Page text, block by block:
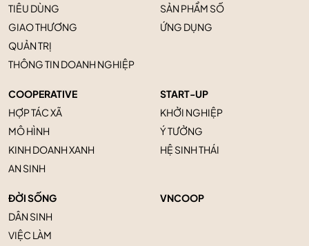
TIÊU DÙNG
GIAO THƯƠNG
QUẢN TRỊ
THÔNG TIN DOANH NGHIỆP
SẢN PHẨM SỐ
ỨNG DỤNG
COOPERATIVE
HỢP TÁC XÃ
MÔ HÌNH
KINH DOANH XANH
AN SINH
START-UP
KHỞI NGHIỆP
Ý TƯỞNG
HỆ SINH THÁI
ĐỜI SỐNG
DÂN SINH
VIỆC LÀM
VNCOOP